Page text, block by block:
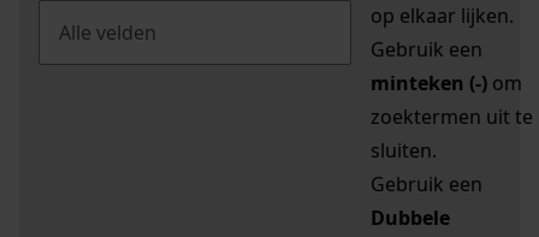
op elkaar lijken.
Gebruik een
minteken (-) om
zoektermen uit te
sluiten.
Gebruik een
Dubbele